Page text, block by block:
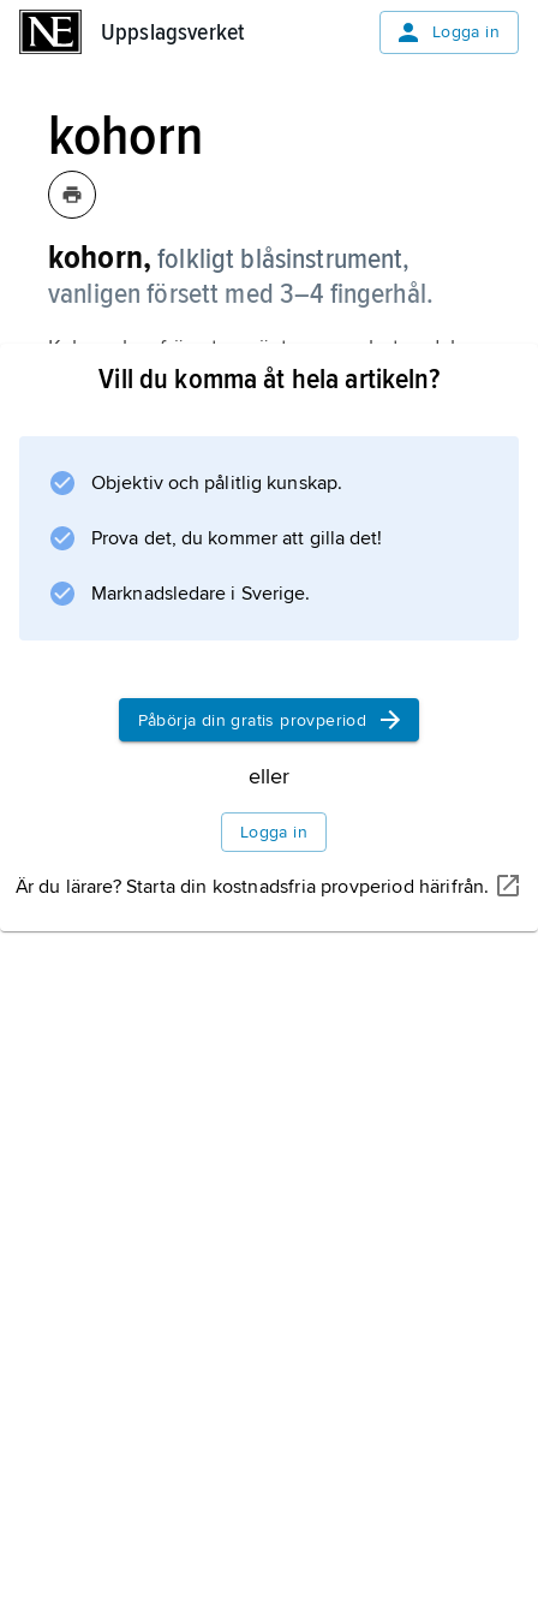
Uppslagsverket Logga in
kohorn
kohorn, folkligt blåsinstrument,
vanligen försett med 3–4 fingerhål.
Kohorn har främst använts som arbetsredskap
vid de svenska fäbodarna. De äldsta
Vill du komma åt hela artikeln?
Objektiv och pålitlig kunskap.
Prova det, du kommer att gilla det!
Marknadsledare i Sverige.
Påbörja din gratis provperiod
eller
Logga in
Är du lärare? Starta din kostnadsfria provperiod härifrån.